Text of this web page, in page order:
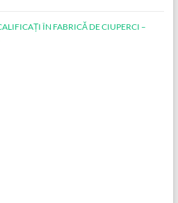
ÎN FABRICĂ DE CIUPERCI –